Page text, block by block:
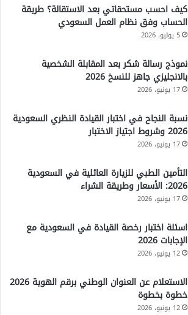
كيف احسب مستحقاتي بعد الاستقالة؟ طريقة
الحساب وفق نظام العمل السعودي
5 يوليو، 2026
نموذج رسالة شكر بعد المقابلة الشخصية
بالانجليزي جاهز للنسخ 2026
17 يونيو، 2026
نسبة النجاح في اختبار القيادة النظري السعودية
2026 وشروط اجتياز الاختبار
17 يونيو، 2026
التأمين الطبي للزيارة العائلية في السعودية
2026: الأسعار وطريقة الشراء
17 يونيو، 2026
اسئلة اختبار رخصة القيادة في السعودية مع
الإجابات 2026
12 يونيو، 2026
الاستعلام عن العنوان الوطني برقم الهوية 2026
خطوة بخطوة
12 يونيو، 2026